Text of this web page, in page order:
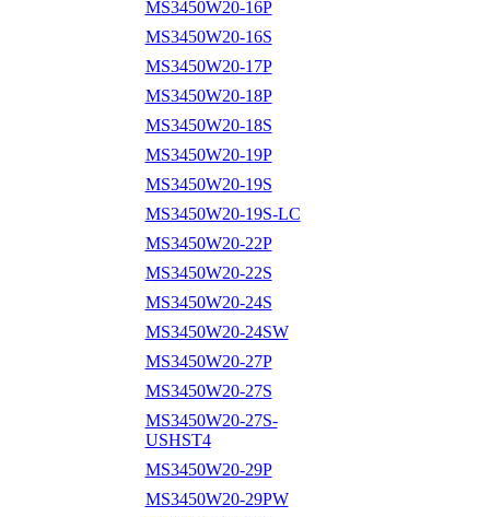
MS3450W20-16P
MS3450W20-16S
MS3450W20-17P
MS3450W20-18P
MS3450W20-18S
MS3450W20-19P
MS3450W20-19S
MS3450W20-19S-LC
MS3450W20-22P
MS3450W20-22S
MS3450W20-24S
MS3450W20-24SW
MS3450W20-27P
MS3450W20-27S
MS3450W20-27S-
USHST4
MS3450W20-29P
MS3450W20-29PW